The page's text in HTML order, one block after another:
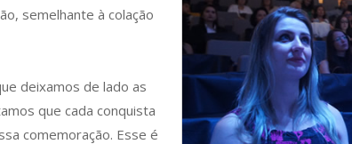
semelhante à colação
deixamos de lado as
que cada conquista
comemoração. Esse é